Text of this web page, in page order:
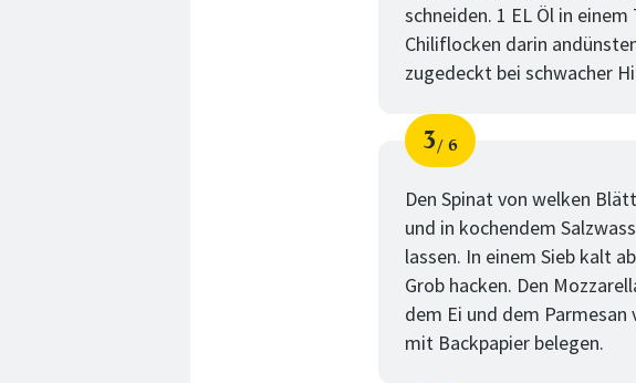
schneiden. 1 EL Öl in
Chiliflocken darin
zugedeckt bei schwacher
Schritt
3
von
6
Den Spinat von welken
und in kochendem
lassen. In einem Sieb kalt
Grob hacken. Den
dem Ei und dem
mit Backpapier belegen.